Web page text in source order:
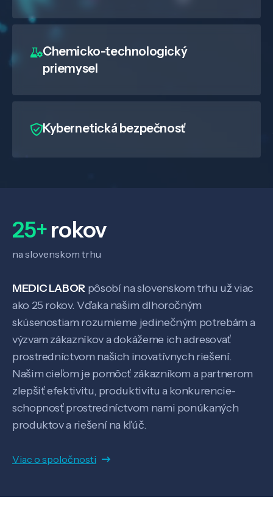
Chemicko-technologický
priemysel
Kybernetická bezpečnosť
25+rokov
na slovenskom trhu
MEDIC LABOR pôsobí na slovenskom trhu už viac
ako 25 rokov. Vďaka našim dlhoročným
skúsenostiam rozumieme jedinečným potrebám a
výzvam zákazníkov a dokážeme ich adresovať
prostredníctvom našich inovatívnych riešení.
Našim cieľom je pomôcť zákazníkom a partnerom
zlepšiť efektivitu, produktivitu a konkurencie-
schopnosť prostredníctvom nami ponúkaných
produktov a riešení na kľúč.
Viac o spoločnosti